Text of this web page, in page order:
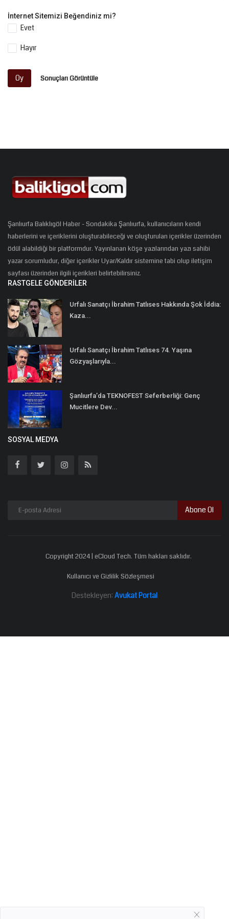
İnternet Sitemizi Beğendiniz mi?
Evet
Hayır
Oy Sonuçları Görüntüle
Şanlıurfa Balıklıgöl Haber - Sondakika Şanlıurfa, kullanıcıların kendi
haberlerini ve içeriklerini oluşturabileceği ve oluşturulan içerikler üzerinden
ödül alabildiği bir platformdur. Yayınlanan köşe yazılarından yazı sahibi
yazar sorumludur, diğer içerikler Uyar/Kaldır sistemine tabi olup iletişim
sayfası üzerinden ilgili içerikleri belirtebilirsiniz.
RASTGELE GÖNDERILER
Urfalı Sanatçı İbrahim Tatlıses Hakkında Şok İddia:
Kaza...
Urfalı Sanatçı İbrahim Tatlıses 74. Yaşına
Gözyaşlarıyla...
Şanlıurfa’da TEKNOFEST Seferberliği: Genç
Mucitlere Dev...
SOSYAL MEDYA
Abone Ol
Copyright 2024 | eCloud Tech. Tüm hakları saklıdır.
Kullanıcı ve Gizlilik Sözleşmesi
Destekleyen: Avukat Portal